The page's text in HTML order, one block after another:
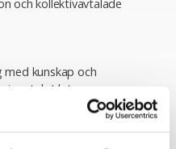
och kollektivavtalade
kunskap och
tele/data,
Vår breda kompetens gör
projekt med full